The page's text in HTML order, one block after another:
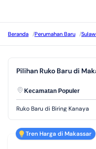
Beranda /Perumahan Baru /
Tren Harga di Makassar
Pilihan Ruko Baru di
Kecamatan Populer
Ruko Baru di Biring Kanaya